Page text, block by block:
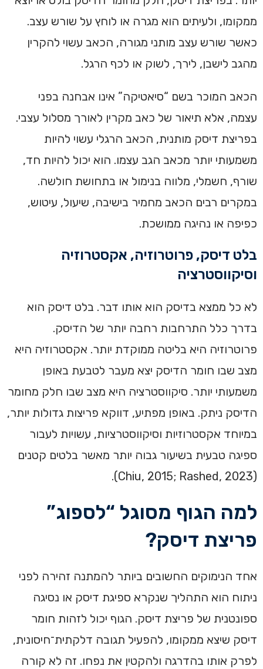
ממקומו, ולעיתים הוא מגרה או לוחץ על שורש עצב.
כאשר שורש עצב מותני מגורה, הכאב עשוי להקרין
מהגב לישבן, לירך, לשוק או לכף הרגל.
הכאב המוכר בשם “סיאטיקה” אינו אבחנה בפני
עצמה, אלא תיאור של כאב מקרין לאורך מסלול עצבי.
בפריצת דיסק מותנית, הכאב הרגלי עשוי להיות
משמעותי יותר מכאב הגב עצמו. הוא יכול להיות חד,
שורף, חשמלי, מלווה בנימול או בתחושת חולשה.
במקרים רבים הכאב מחמיר בישיבה, שיעול, עיטוש,
כפיפה או נהיגה ממושכת.
בלט דיסק, פרוטרוזיה, אקסטרוזיה
וסיקווסטרציה
לא כל ממצא בדיסק הוא אותו דבר. בלט דיסק הוא
בדרך כלל התרחבות רחבה יותר של הדיסק.
פרוטרוזיה היא בליטה ממוקדת יותר. אקסטרוזיה היא
מצב שבו חומר הדיסק יצא מעבר לטבעת באופן
משמעותי יותר. סיקווסטרציה היא מצב שבו חלק מחומר
הדיסק ניתק. באופן מפתיע, דווקא פריצות גדולות יותר,
במיוחד אקסטרוזיות וסיקווסטרציות, עשויות לעבור
ספיגה טבעית בשיעור גבוה יותר מאשר בלטים קטנים
(Chiu, 2015; Rashed, 2023).
למה הגוף מסוגל “לספוג”
פריצת דיסק?
אחד הנימוקים החשובים ביותר להמתנה זהירה לפני
ניתוח הוא התהליך שנקרא ספיגת דיסק או נסיגה
ספונטנית של פריצת דיסק. הגוף יכול לזהות חומר
דיסק שיצא ממקומו, להפעיל תגובה דלקתית־חיסונית,
לפרק אותו בהדרגה ולהקטין את נפחו. זה לא קורה